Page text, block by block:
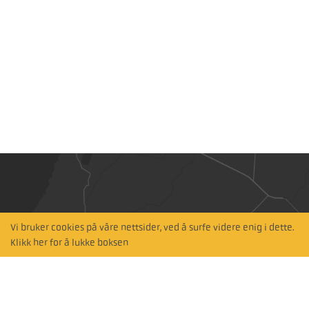
Hitta närmaste
återförsäljare
Vi bruker cookies på våre nettsider, ved å surfe videre enig i dette.
Klikk her for å lukke boksen